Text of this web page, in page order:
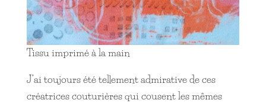
Tissu imprimé à la main
J’ai toujours été tellement admirative de ces
créatrices couturières qui cousent les mêmes